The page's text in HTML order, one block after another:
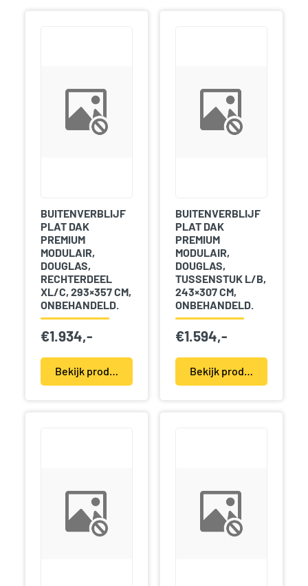
BUITENVERBLIJF
PLAT DAK
PREMIUM
MODULAIR,
DOUGLAS,
RECHTERDEEL
XL/C, 293×357 CM,
ONBEHANDELD.
€1.934,-
Bekijk product(en)
BUITENVERBLIJF
PLAT DAK
PREMIUM
MODULAIR,
DOUGLAS,
TUSSENSTUK L/B,
243×307 CM,
ONBEHANDELD.
€1.594,-
Bekijk product(en)